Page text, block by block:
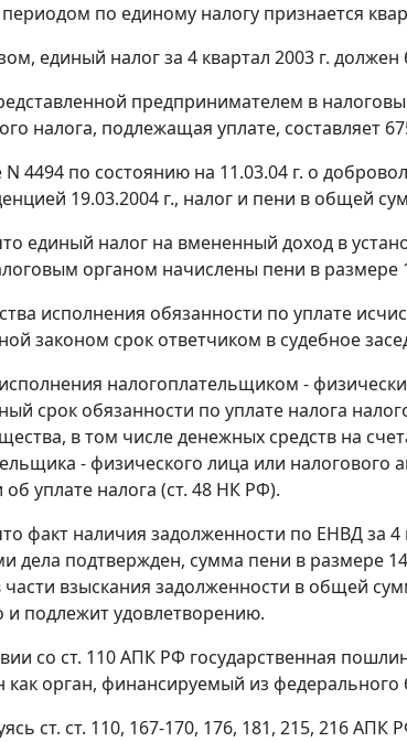
по единому налогу признается
единый налог за 4 квартал 2003 г.
предпринимателем в
налога, подлежащая уплате, составляет
4494 по состоянию на 11.03.04 г. о
19.03.2004 г., налог и пени в общей
единый налог на вмененный доход в
органом начислены пени в размере
исполнения обязанности по уплате
законом срок ответчиком в судебное
налогоплательщиком -
срок обязанности по уплате налога
в том числе денежных средств на
- физического лица или налогового
уплате налога (ст. 48 НК РФ).
факт наличия задолженности по ЕНВД за 4
дела подтвержден, сумма пени в размере
части взыскания задолженности в общей
и подлежит удовлетворению.
со ст. 110АПК РФ государственная
как орган, финансируемый из федерального
ст. ст. 110, 167-170, 176, 181, 215, 216АПК